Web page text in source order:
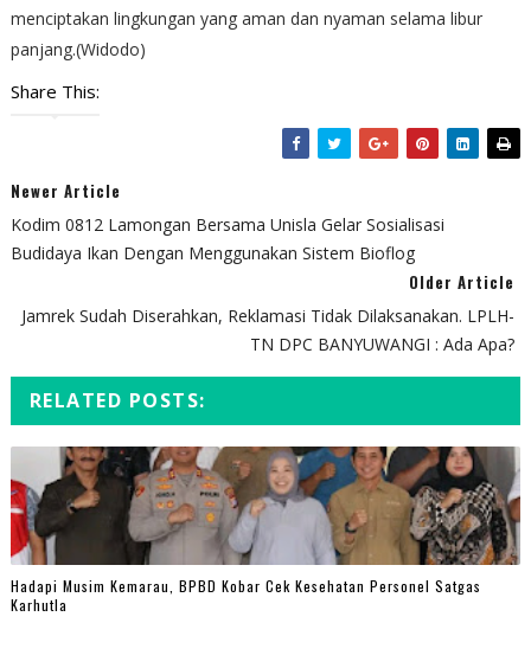
menciptakan lingkungan yang aman dan nyaman selama libur
panjang.(Widodo)
Share This:
Newer Article
Kodim 0812 Lamongan Bersama Unisla Gelar Sosialisasi
Budidaya Ikan Dengan Menggunakan Sistem Bioflog
Older Article
Jamrek Sudah Diserahkan, Reklamasi Tidak Dilaksanakan. LPLH-
TN DPC BANYUWANGI : Ada Apa?
RELATED POSTS:
Hadapi Musim Kemarau, BPBD Kobar Cek Kesehatan Personel Satgas
Karhutla